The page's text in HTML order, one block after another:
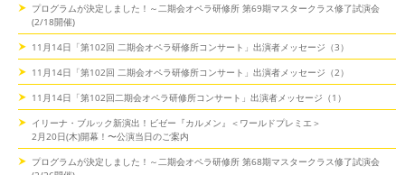
プログラムが決定しました！～二期会オペラ研修所 第69期マスタークラス修了試演会
(2/18開催)
11月14日「第102回 二期会オペラ研修所コンサート」出演者メッセージ（3）
11月14日「第102回 二期会オペラ研修所コンサート」出演者メッセージ（2）
11月14日「第102回二期会オペラ研修所コンサート」出演者メッセージ（1）
イリーナ・ブルック新演出！ビゼー『カルメン』＜ワールドプレミエ＞
2月20日(木)開幕！〜公演当日のご案内
プログラムが決定しました！～二期会オペラ研修所 第68期マスタークラス修了試演会